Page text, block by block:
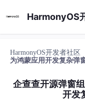
HarmonyOS开发者社区
为鸿蒙应用开发复杂弹
企查查开源弹窗
开发